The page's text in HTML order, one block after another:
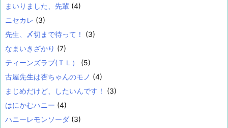
まいりました、先輩 (4)
ニセカレ (3)
先生、〆切まで待って！
(3)
なまいきざかり (7)
ティーンズラブ(ＴＬ）
(5)
古屋先生は杏ちゃんのモノ (4)
まじめだけど、したいんです！
(3)
はにかむハニー (4)
ハニーレモンソーダ (3)